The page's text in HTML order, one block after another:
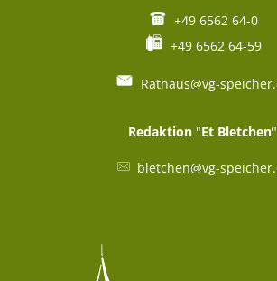
+49 6562 64-0
+49 6562 64-59
Rathaus@vg-
Redaktion "Et Bletchen"
bletchen@vg-